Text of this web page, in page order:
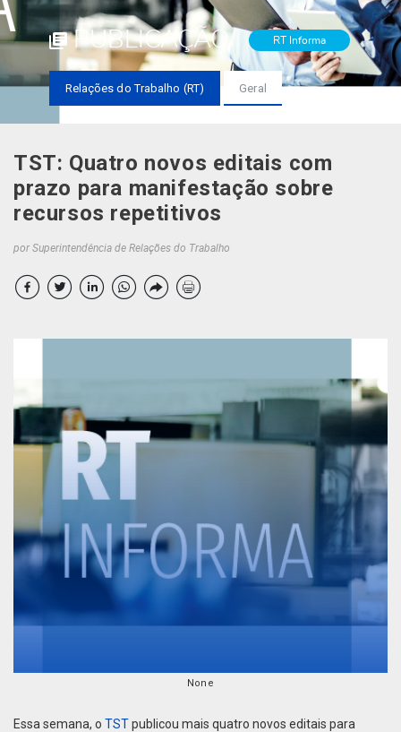
PUBLICAÇÃO RT Informa
Relações do Trabalho (RT) Geral
TST: Quatro novos editais com
prazo para manifestação sobre
recursos repetitivos
por Superintendência de Relações do Trabalho
None
Essa semana, o TSTpublicou mais quatro novos editais para